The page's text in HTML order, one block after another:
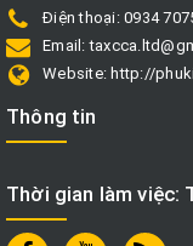
Điện thoại: 0934
Email:
Website: http://
Thông tin
Thời gian làm việc: